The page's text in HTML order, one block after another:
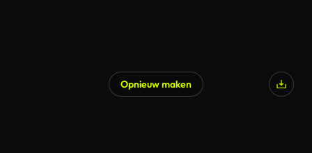
Opnieuw maken